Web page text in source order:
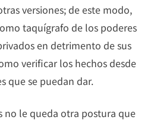
versiones; de este modo,
taquígrafo de los poderes
en detrimento de sus
verificar los hechos desde
que se puedan dar.
no le queda otra postura que